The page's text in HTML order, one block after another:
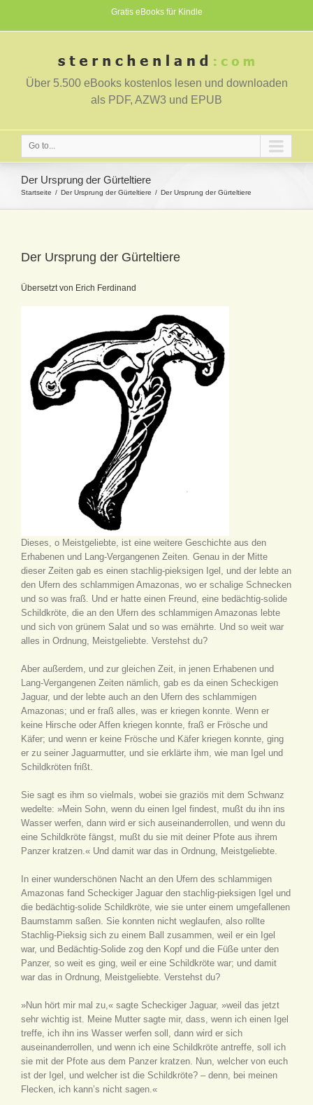
Gratis eBooks für Kindle
Über 5.500 eBooks kostenlos lesen und downloaden
als PDF, AZW3 und EPUB
Go to...
Der Ursprung der Gürteltiere
Startseite Der Ursprung der Gürteltiere Der Ursprung der Gürteltiere
Der Ursprung der Gürteltiere
Übersetzt von Erich Ferdinand
Dieses, o Meistgeliebte, ist eine weitere Geschichte aus den
Erhabenen und Lang-Vergangenen Zeiten. Genau in der Mitte
dieser Zeiten gab es einen stachlig-pieksigen Igel, und der lebte an
den Ufern des schlammigen Amazonas, wo er schalige Schnecken
und so was fraß. Und er hatte einen Freund, eine bedächtig-solide
Schildkröte, die an den Ufern des schlammigen Amazonas lebte
und sich von grünem Salat und so was ernährte. Und so weit war
alles in Ordnung, Meistgeliebte. Verstehst du?
Aber außerdem, und zur gleichen Zeit, in jenen Erhabenen und
Lang-Vergangenen Zeiten nämlich, gab es da einen Scheckigen
Jaguar, und der lebte auch an den Ufern des schlammigen
Amazonas; und er fraß alles, was er kriegen konnte. Wenn er
keine Hirsche oder Affen kriegen konnte, fraß er Frösche und
Käfer; und wenn er keine Frösche und Käfer kriegen konnte, ging
er zu seiner Jaguarmutter, und sie erklärte ihm, wie man Igel und
Schildkröten frißt.
Sie sagt es ihm so vielmals, wobei sie graziös mit dem Schwanz
wedelte: »Mein Sohn, wenn du einen Igel findest, mußt du ihn ins
Wasser werfen, dann wird er sich auseinanderrollen, und wenn du
eine Schildkröte fängst, mußt du sie mit deiner Pfote aus ihrem
Panzer kratzen.« Und damit war das in Ordnung, Meistgeliebte.
In einer wunderschönen Nacht an den Ufern des schlammigen
Amazonas fand Scheckiger Jaguar den stachlig-pieksigen Igel und
die bedächtig-solide Schildkröte, wie sie unter einem umgefallenen
Baumstamm saßen. Sie konnten nicht weglaufen, also rollte
Stachlig-Pieksig sich zu einem Ball zusammen, weil er ein Igel
war, und Bedächtig-Solide zog den Kopf und die Füße unter den
Panzer, so weit es ging, weil er eine Schildkröte war; und damit
war das in Ordnung, Meistgeliebte. Verstehst du?
»Nun hört mir mal zu,« sagte Scheckiger Jaguar, »weil das jetzt
sehr wichtig ist. Meine Mutter sagte mir, dass, wenn ich einen Igel
treffe, ich ihn ins Wasser werfen soll, dann wird er sich
auseinanderrollen, und wenn ich eine Schildkröte antreffe, soll ich
sie mit der Pfote aus dem Panzer kratzen. Nun, welcher von euch
ist der Igel, und welcher ist die Schildkröte? – denn, bei meinen
Flecken, ich kann’s nicht sagen.«